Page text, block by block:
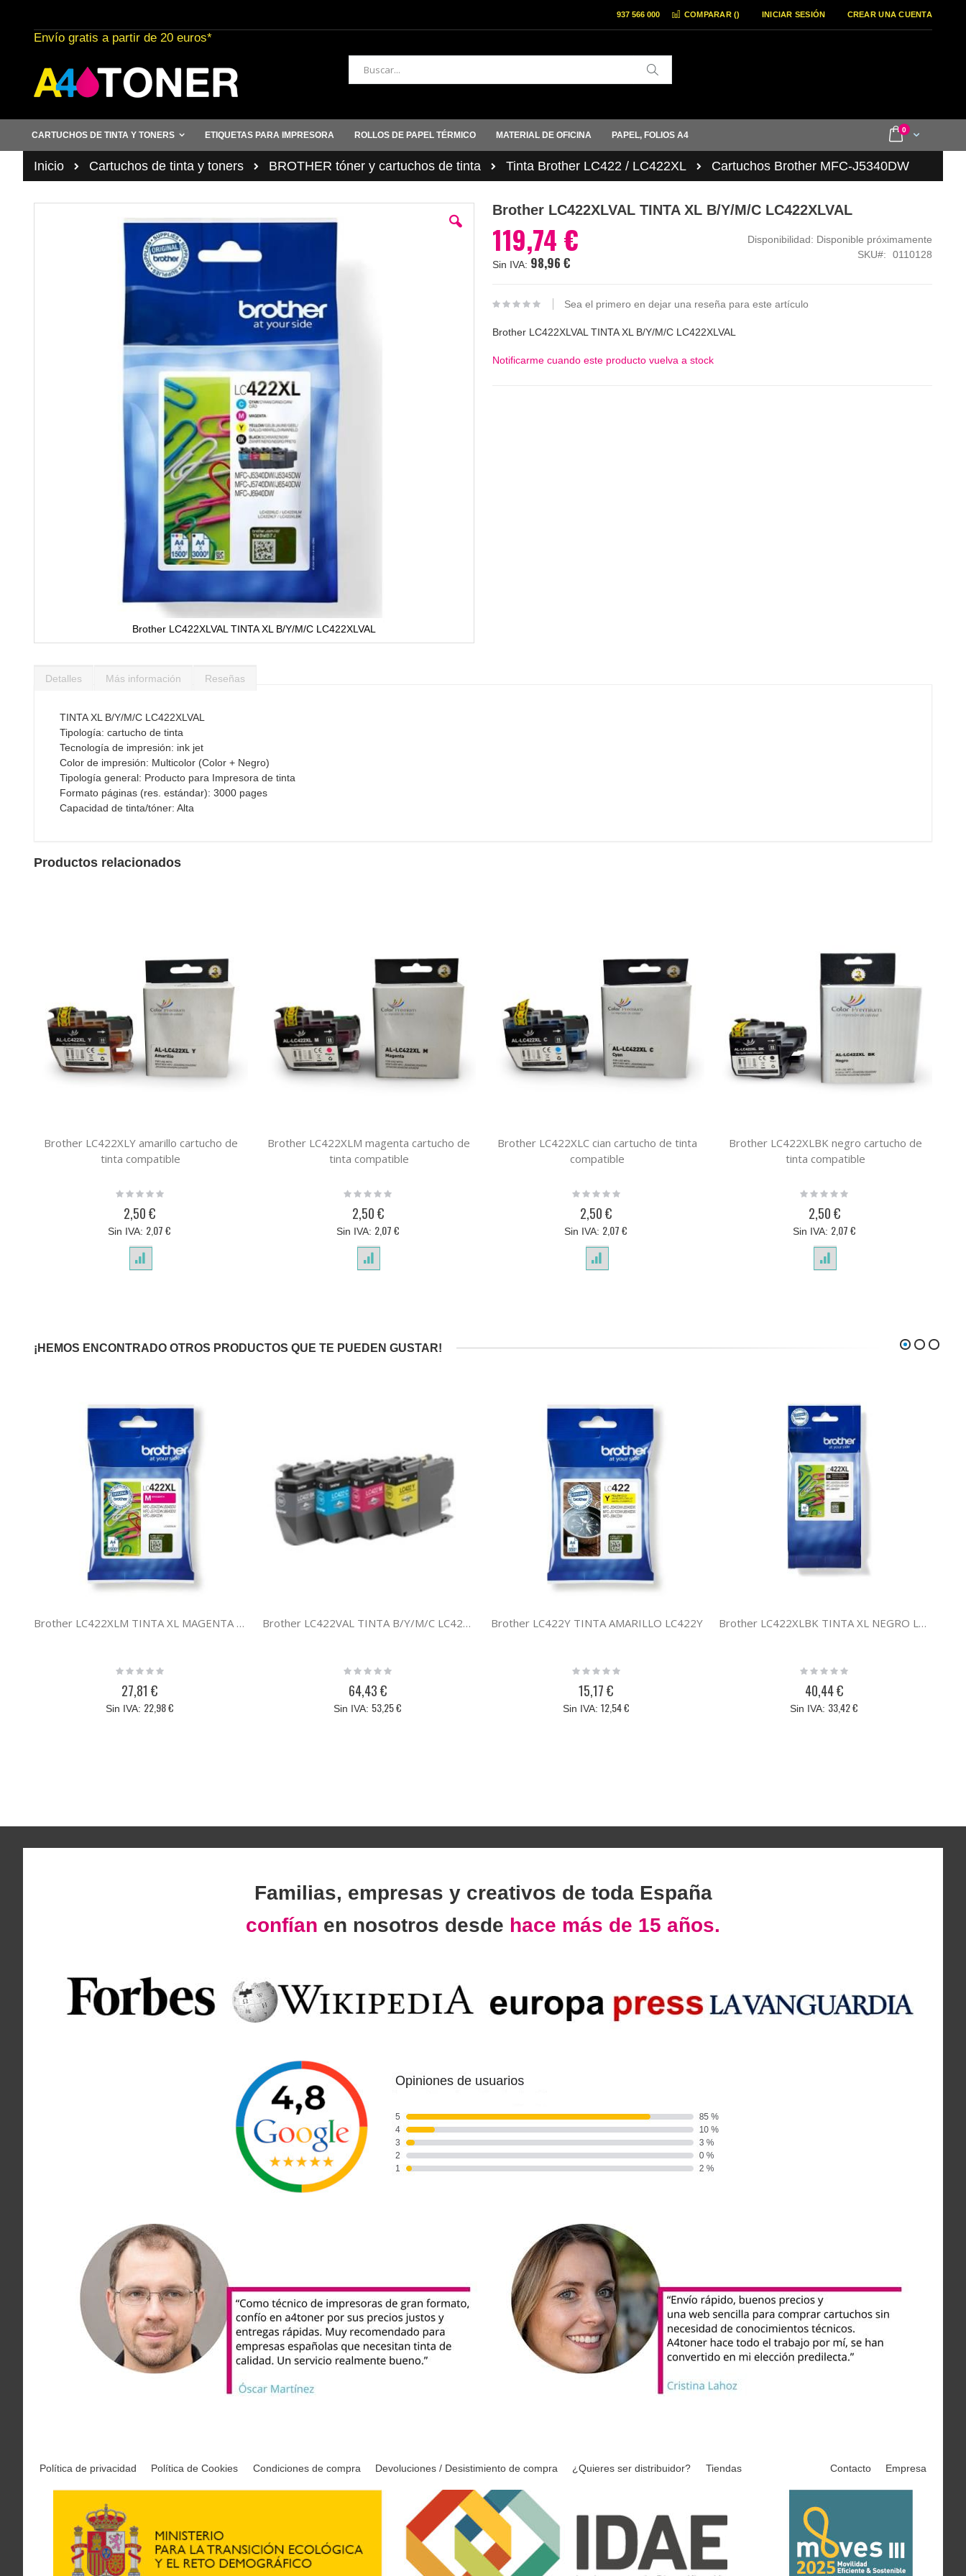
al
contenido
COMPARAR () INICIAR SESIÓN CREAR UNA CUENTA
937 566 000
Envío gratis a partir de 20 euros*
Buscar
Cart
0items
CARTUCHOS DE TINTA Y TONERS ETIQUETAS PARA IMPRESORA ROLLOS DE PAPEL TÉRMICO MATERIAL DE OFICINA PAPEL, FOLIOS A4
Inicio Cartuchos de tinta y toners BROTHER tóner y cartuchos de tinta Tinta Brother LC422 / LC422XL Cartuchos Brother MFC-J5340DW
Brother LC422XLVAL TINTA XL B/Y/M/C LC422XLVAL
comienzo
galería
imágenes
Brother LC422XLVAL TINTA XL B/Y/M/C LC422XLVAL
119,74 €
98,96 €
Disponibilidad: Disponible próximamente
SKU
0110128
Sea el primero en dejar una reseña para este artículo
Brother LC422XLVAL TINTA XL B/Y/M/C LC422XLVAL
Notificarme cuando este producto vuelva a stock
Detalles
TINTA XL B/Y/M/C LC422XLVAL
Tipología: cartucho de tinta
Tecnología de impresión: ink jet
Color de impresión: Multicolor (Color + Negro)
Tipología general: Producto para Impresora de tinta
Formato páginas (res. estándar): 3000 pages
Capacidad de tinta/tóner: Alta
Más información Reseñas
Productos relacionados
Brother LC422XLY amarillo cartucho de
tinta compatible
Rating:
2,50 €
2,07 €
Brother LC422XLM magenta cartucho de
tinta compatible
Rating:
2,50 €
2,07 €
Brother LC422XLC cian cartucho de tinta
compatible
Rating:
2,50 €
2,07 €
Brother LC422XLBK negro cartucho de
tinta compatible
Rating:
2,50 €
2,07 €
¡HEMOS ENCONTRADO OTROS PRODUCTOS QUE TE PUEDEN GUSTAR!
Brother LC422XLM TINTA XL MAGENTA LC422XLM
Rating:
27,81 €
22,98 €
Brother LC422VAL TINTA B/Y/M/C LC422VAL
Rating:
64,43 €
53,25 €
Brother LC422Y TINTA AMARILLO LC422Y
Rating:
15,17 €
12,54 €
Brother LC422XLBK TINTA XL NEGRO LC422XLBK
Rating:
40,44 €
33,42 €
Familias, empresas y creativos de toda España
confían en nosotros desde hace más de 15 años.
Política de privacidad Política de Cookies Condiciones de compra Devoluciones / Desistimiento de compra ¿Quieres ser distribuidor? Tiendas Contacto Empresa